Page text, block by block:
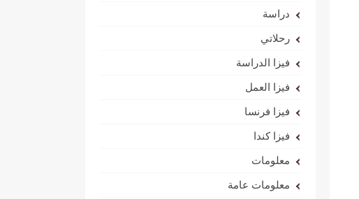
دراسة
رحلاتي
فيزا الدراسة
فيزا العمل
فيزا فرنسا
فيزا كندا
معلومات
معلومات عامة